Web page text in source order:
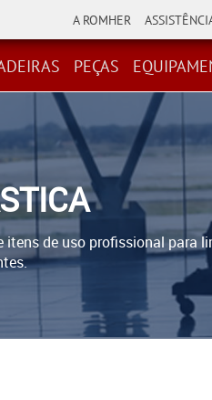
EQUIPAMENTOS ESCOVAS
itens de uso profissional para
PEÇAS
A ROMHER